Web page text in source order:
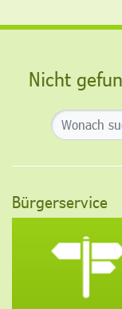
Nicht
Bürgerservice